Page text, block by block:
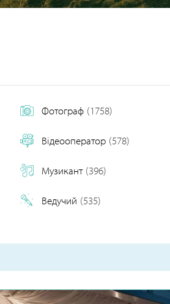
Фотограф (1758)
Відеооператор (578)
Музикант (396)
Ведучий (535)